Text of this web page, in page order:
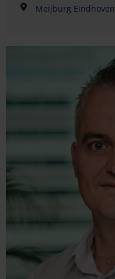
Meijburg Eindhoven